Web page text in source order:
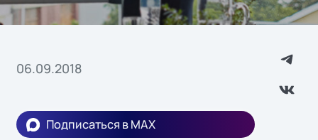
06.09.2018
Подписаться в MAX